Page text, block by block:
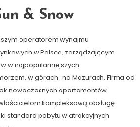
& Snow
operatorem wynajmu
w Polsce, zarządzającym
w najpopularniejszych
w górach i na Mazurach. Firma od
nowoczesnych apartamentów
kompleksową obsługę
standard pobytu w atrakcyjnych